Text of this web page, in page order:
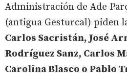
Administración de Ade
(antigua Gesturcal) piden
Carlos Sacristán, José
Rodríguez Sanz, Carlos
Carolina Blasco o Pablo